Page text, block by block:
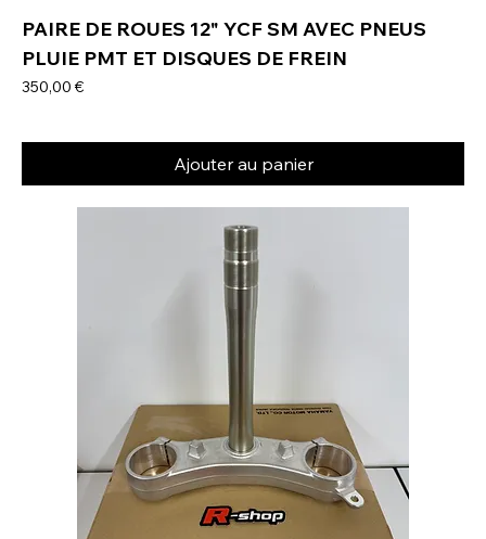
PAIRE DE ROUES 12" YCF SM AVEC PNEUS
PLUIE PMT ET DISQUES DE FREIN
Prix
350,00 €
Ajouter au panier